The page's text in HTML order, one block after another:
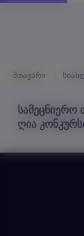
მთავარი
სამეცნიერო
ღია